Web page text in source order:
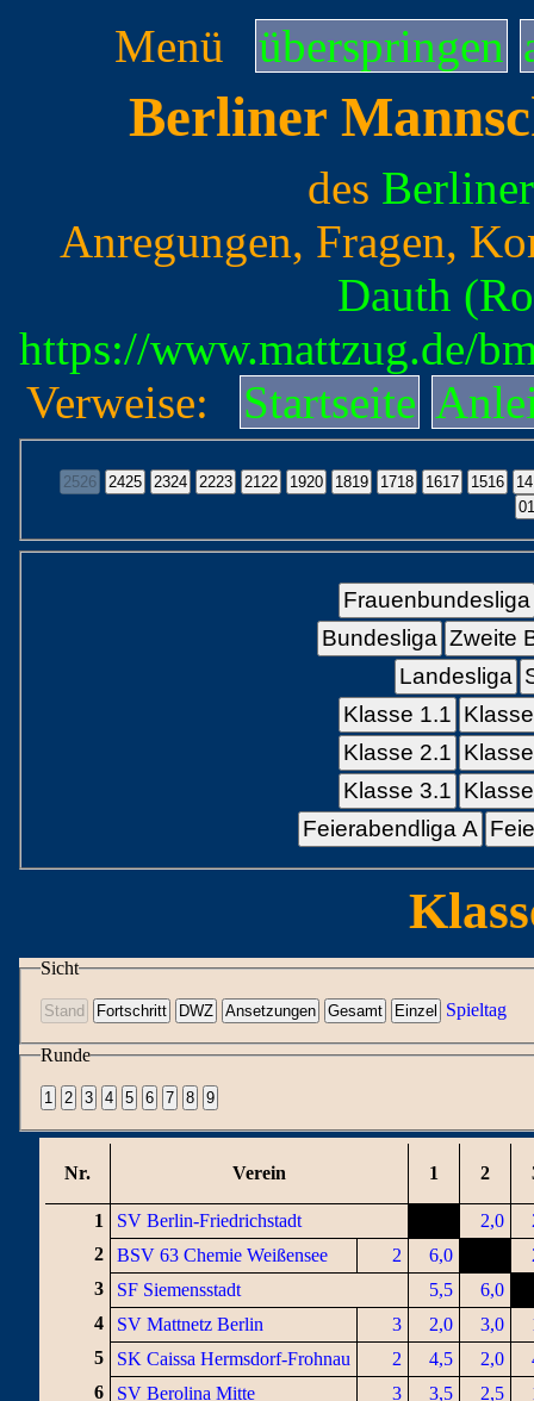
Menü überspringen
Berliner
des
Anregungen, Fragen,
Dauth
https://www.mattzug.de/
Verweise:
Startseite
Frauenbundesliga
Bundesliga Zweite
Landesliga
Klasse 1.1
Klasse 2.1
Klasse 3.1
Feierabendliga A
Sicht
Spieltag
Runde
Nr. Verein 1 2
1 SV Berlin-Friedrichstadt 2,0
2
BSV 63 Chemie Weißensee 2 6,0
3
SF Siemensstadt 5,5
6,0
4
SV Mattnetz Berlin 3 2,0 3,0
5
SK Caissa Hermsdorf-Frohnau 2 4,5 2,0
6
SV Berolina Mitte 3 3,5 2,5